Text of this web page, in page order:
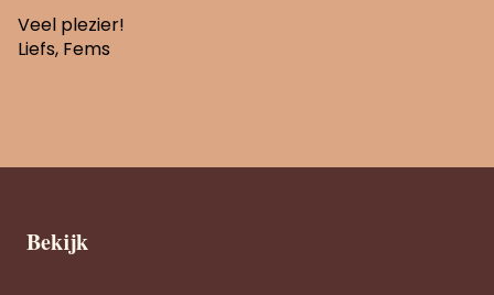
Veel plezier!
Liefs, Fems
Bekijk